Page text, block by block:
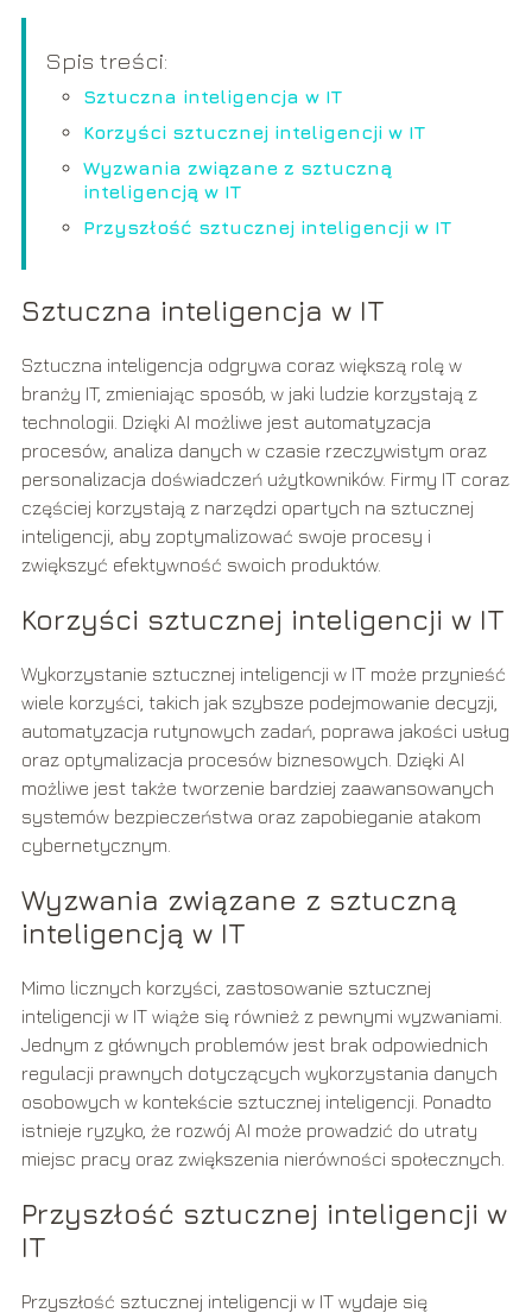
Spis treści:
Sztuczna inteligencja w IT
Korzyści sztucznej inteligencji w IT
Wyzwania związane z sztuczną
inteligencją w IT
Przyszłość sztucznej inteligencji w IT
Sztuczna inteligencja w IT
Sztuczna inteligencja odgrywa coraz większą rolę w
branży IT, zmieniając sposób, w jaki ludzie korzystają z
technologii. Dzięki AI możliwe jest automatyzacja
procesów, analiza danych w czasie rzeczywistym oraz
personalizacja doświadczeń użytkowników. Firmy IT coraz
częściej korzystają z narzędzi opartych na sztucznej
inteligencji, aby zoptymalizować swoje procesy i
zwiększyć efektywność swoich produktów.
Korzyści sztucznej inteligencji w IT
Wykorzystanie sztucznej inteligencji w IT może przynieść
wiele korzyści, takich jak szybsze podejmowanie decyzji,
automatyzacja rutynowych zadań, poprawa jakości usług
oraz optymalizacja procesów biznesowych. Dzięki AI
możliwe jest także tworzenie bardziej zaawansowanych
systemów bezpieczeństwa oraz zapobieganie atakom
cybernetycznym.
Wyzwania związane z sztuczną
inteligencją w IT
Mimo licznych korzyści, zastosowanie sztucznej
inteligencji w IT wiąże się również z pewnymi wyzwaniami.
Jednym z głównych problemów jest brak odpowiednich
regulacji prawnych dotyczących wykorzystania danych
osobowych w kontekście sztucznej inteligencji. Ponadto
istnieje ryzyko, że rozwój AI może prowadzić do utraty
miejsc pracy oraz zwiększenia nierówności społecznych.
Przyszłość sztucznej inteligencji w
IT
Przyszłość sztucznej inteligencji w IT wydaje się